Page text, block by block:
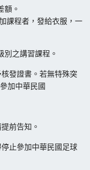
。
課程者，發給衣服，一
之講習課程。
發證書。若無特殊突
加中華民國
前告知。
止參加中華民國足球